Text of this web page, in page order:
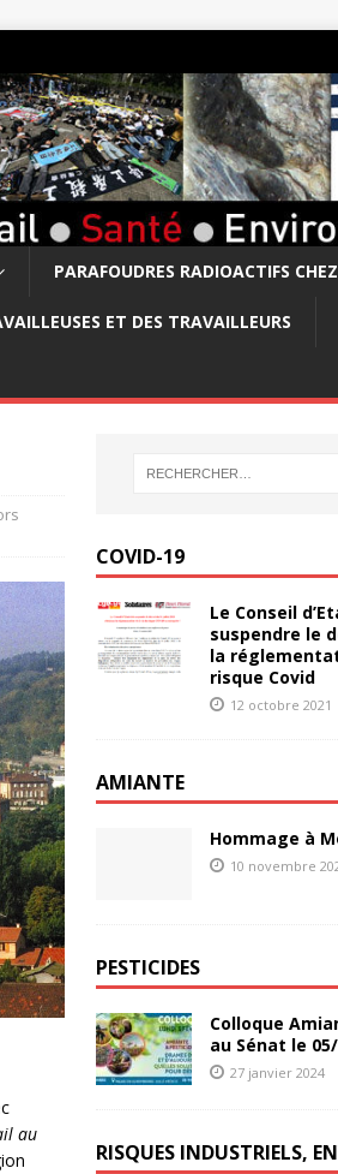
PARAFOUDRES RADIOACTIFS
ET DES TRAVAILLEURS
au
COVID-19
Le Conseil
suspendre le
la
risque Covid
12 octobre 2021
AMIANTE
Hommage à
10 novembre
PESTICIDES
Colloque
au Sénat le
27 janvier 2024
RISQUES INDUSTRIELS,